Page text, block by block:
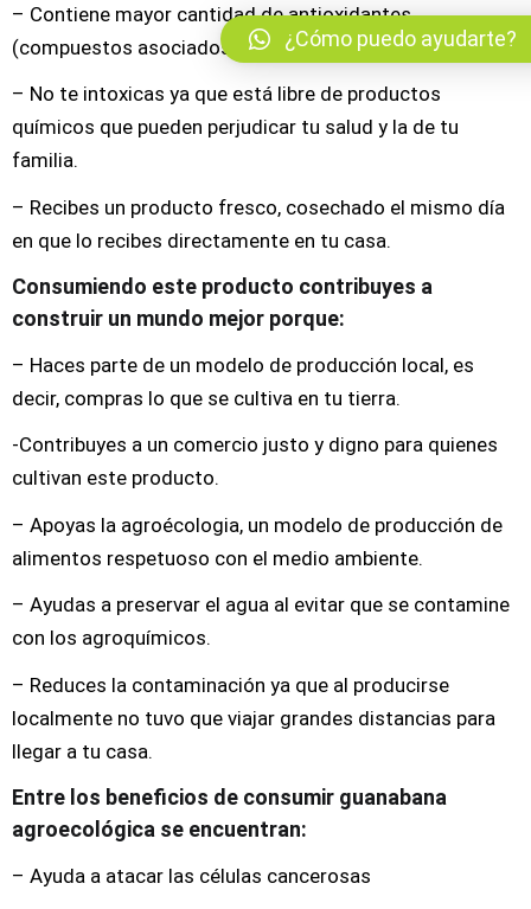
– Contiene mayor cantidad de antioxidantes
(compuestos asociados con una mejor salud)
– No te intoxicas ya que está libre de productos
químicos que pueden perjudicar tu salud y la de tu
familia.
– Recibes un producto fresco, cosechado el mismo día
en que lo recibes directamente en tu casa.
Consumiendo este producto contribuyes a
construir un mundo mejor porque:
– Haces parte de un modelo de producción local, es
decir, compras lo que se cultiva en tu tierra.
-Contribuyes a un comercio justo y digno para quienes
cultivan este producto.
– Apoyas la agroécologia, un modelo de producción de
alimentos respetuoso con el medio ambiente.
– Ayudas a preservar el agua al evitar que se contamine
con los agroquímicos.
– Reduces la contaminación ya que al producirse
localmente no tuvo que viajar grandes distancias para
llegar a tu casa.
Entre los beneficios de consumir guanabana
agroecológica se encuentran:
– Ayuda a atacar las células cancerosas
¿Cómo puedo ayudarte?